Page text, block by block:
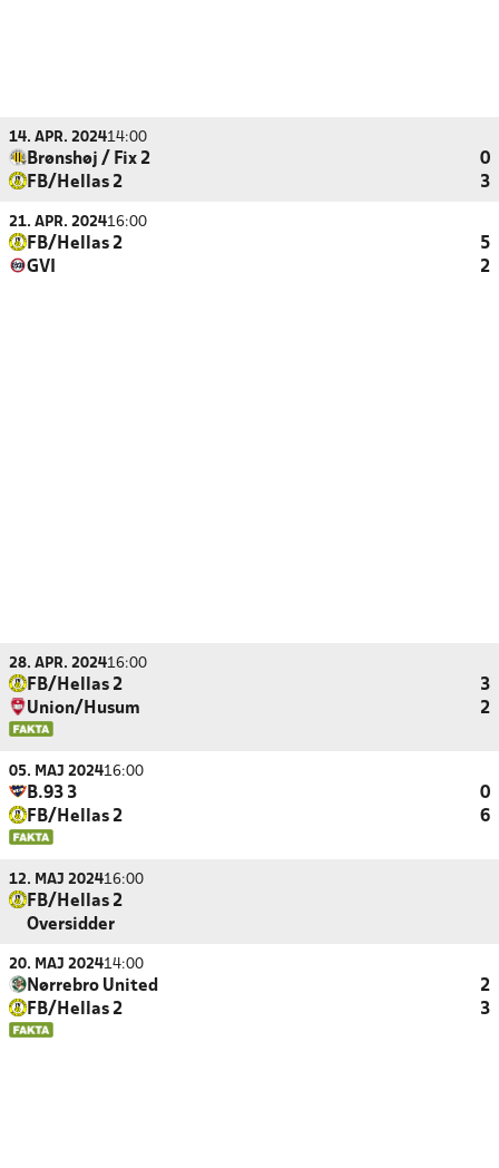
14. APR. 202414:00
Brønshøj / Fix 2
0
FB/Hellas 2
3
21. APR. 202416:00
FB/Hellas 2
5
GVI
2
28. APR. 202416:00
FB/Hellas 2
3
Union/Husum
2
05. MAJ 202416:00
B.93 3
0
FB/Hellas 2
6
12. MAJ 202416:00
FB/Hellas 2
Oversidder
20. MAJ 202414:00
Nørrebro United
2
FB/Hellas 2
3